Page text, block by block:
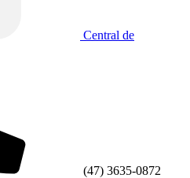
Central de
(47) 3635-0872